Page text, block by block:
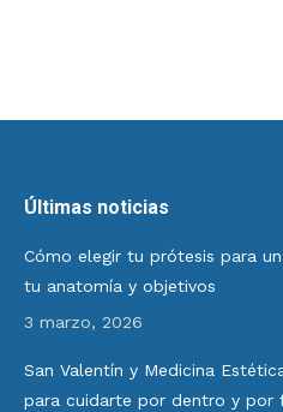
Últimas noticias
Cómo elegir tu prótesis para
tu anatomía y objetivos
3 marzo, 2026
San Valentín y Medicina
para cuidarte por dentro y por